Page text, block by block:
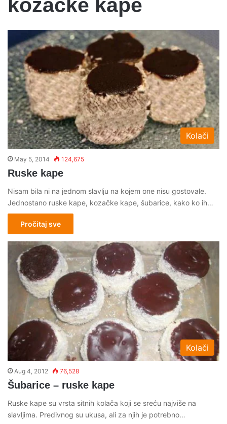
kozačke kape
Kolači
May 5, 2014 124,675
Ruske kape
Nisam bila ni na jednom slavlju na kojem one nisu gostovale.
Jednostano ruske kape, kozačke kape, šubarice, kako ko ih…
Pročitaj sve
Kolači
Aug 4, 2012 76,528
Šubarice – ruske kape
Ruske kape su vrsta sitnih kolača koji se sreću najviše na
slavljima. Predivnog su ukusa, ali za njih je potrebno…